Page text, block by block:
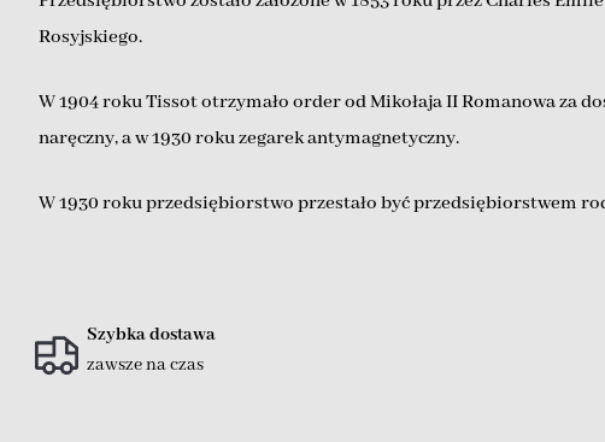
Rosyjskiego.
W 1904 roku Tissot otrzymało order od Mikołaja II Romanowa za
naręczny, a w 1930 roku zegarek antymagnetyczny.
W 1930 roku przedsiębiorstwo przestało być przedsiębiorstwem
Szybka dostawa
zawsze na czas